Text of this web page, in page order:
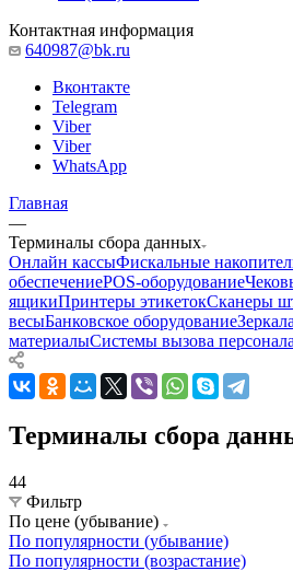
Контактная информация
640987@bk.ru
Вконтакте
Telegram
Viber
Viber
WhatsApp
Главная
—
Терминалы сбора данных
Онлайн кассыФискальные
обеспечениеPOS-оборудование
ящикиПринтеры этикетокСканеры
весыБанковское оборудование
материалыСистемы вызова персонала
Терминалы сбора
44
Фильтр
По цене (убывание)
По популярности (убывание)
По популярности (возрастание)